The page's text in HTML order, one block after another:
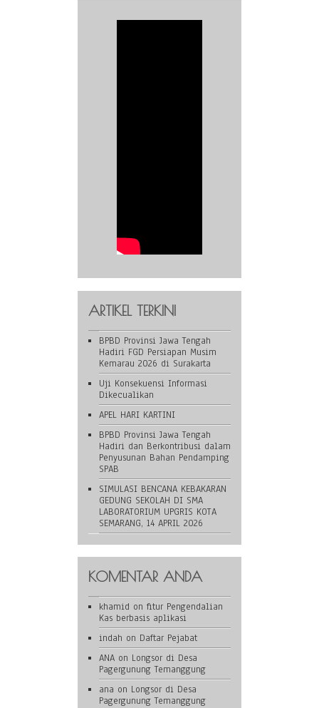
ARTIKEL TERKINI
BPBD Provinsi Jawa Tengah
Hadiri FGD Persiapan Musim
Kemarau 2026 di Surakarta
Uji Konsekuensi Informasi
Dikecualikan
APEL HARI KARTINI
BPBD Provinsi Jawa Tengah
Hadiri dan Berkontribusi dalam
Penyusunan Bahan Pendamping
SPAB
SIMULASI BENCANA KEBAKARAN
GEDUNG SEKOLAH DI SMA
LABORATORIUM UPGRIS KOTA
SEMARANG, 14 APRIL 2026
KOMENTAR ANDA
khamid on fitur Pengendalian
Kas berbasis aplikasi
indah on Daftar Pejabat
ANA on Longsor di Desa
Pagergunung Temanggung
ana on Longsor di Desa
Pagergunung Temanggung